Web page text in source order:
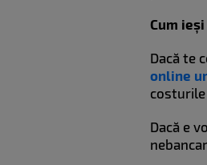
Cum
Dacă te
online
costurile
Dacă e